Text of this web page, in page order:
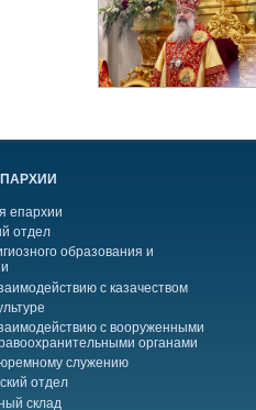
епархии
отдел
образования и
с казачеством
с вооруженными
органами
служению
отдел
склад